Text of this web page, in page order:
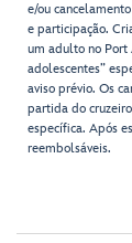
e/ou
e participação.
um adulto no Port
adolescentes”
aviso prévio. Os
partida do
específica. Após
reembolsáveis.